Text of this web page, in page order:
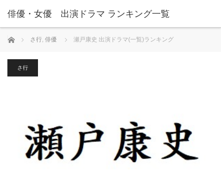
俳優・女優 出演ドラマ ランキング一覧
ホーム さ行, 俳優 瀬戸康史 出演ドラマ(一覧)ランキング
さ行